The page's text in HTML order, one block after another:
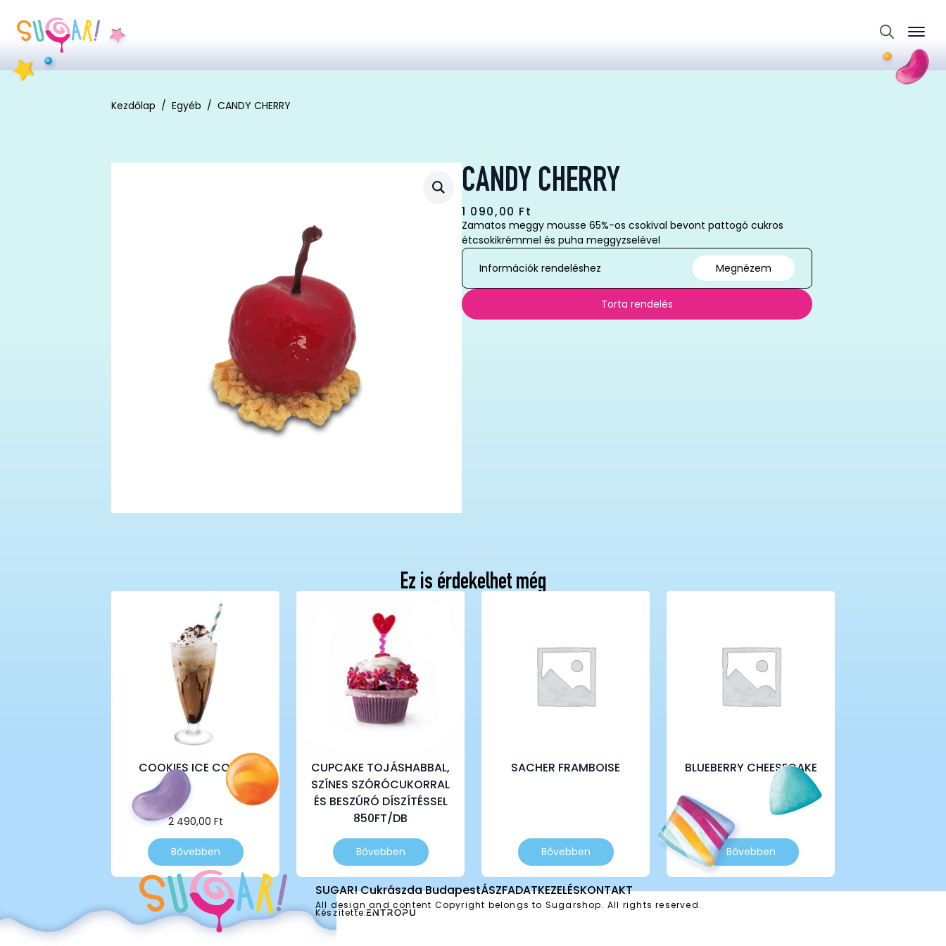
for:
Kezdőlap Egyéb CANDY CHERRY
CANDY CHERRY
1 090,00 Ft
Zamatos meggy mousse 65%-os csokival bevont pattogó cukros
étcsokikrémmel és puha meggyzselével
Információk rendeléshez
Megnézem
Torta rendelés
Ez is érdekelhet még
COOKIES ICE COFFEE
2 490,00 Ft
Bővebben
CUPCAKE TOJÁSHABBAL,
SZÍNES SZÓRÓCUKORRAL
ÉS BESZÚRÓ DÍSZÍTÉSSEL
850FT/DB
Bővebben
SACHER FRAMBOISE
Bővebben
BLUEBERRY CHEESECAKE
Bővebben
SUGAR! Cukrászda BudapestÁSZFADATKEZELÉSKONTAKT
All design and content Copyright belongs to Sugarshop. All rights reserved.
Készítette: